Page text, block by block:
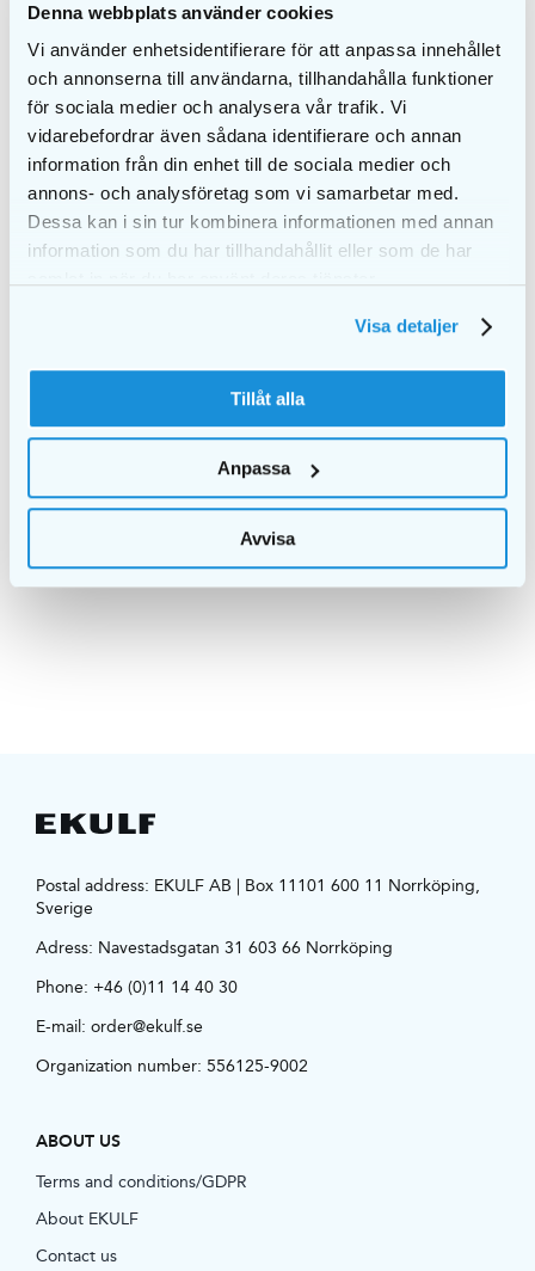
Denna webbplats använder cookies
Vi använder enhetsidentifierare för att anpassa innehållet
och annonserna till användarna, tillhandahålla funktioner
för sociala medier och analysera vår trafik. Vi
vidarebefordrar även sådana identifierare och annan
information från din enhet till de sociala medier och
annons- och analysföretag som vi samarbetar med.
Dessa kan i sin tur kombinera informationen med annan
information som du har tillhandahållit eller som de har
Visa detaljer
Tillåt alla
Anpassa
Avvisa
DETAILS
bulk
Postal address: EKULF AB | Box 11101 600 11 Norrköping,
Sverige
Adress: Navestadsgatan 31 603 66 Norrköping
Phone: +46 (0)11 14 40 30
E-mail: order@ekulf.se
Organization number: 556125-9002
ABOUT US
Terms and conditions/GDPR
About EKULF
Contact us